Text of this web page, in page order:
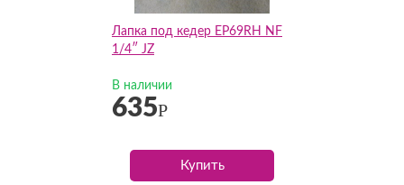
Лапка под кедер EP69RH NF
1/4″ JZ
В наличии
635Р
Купить